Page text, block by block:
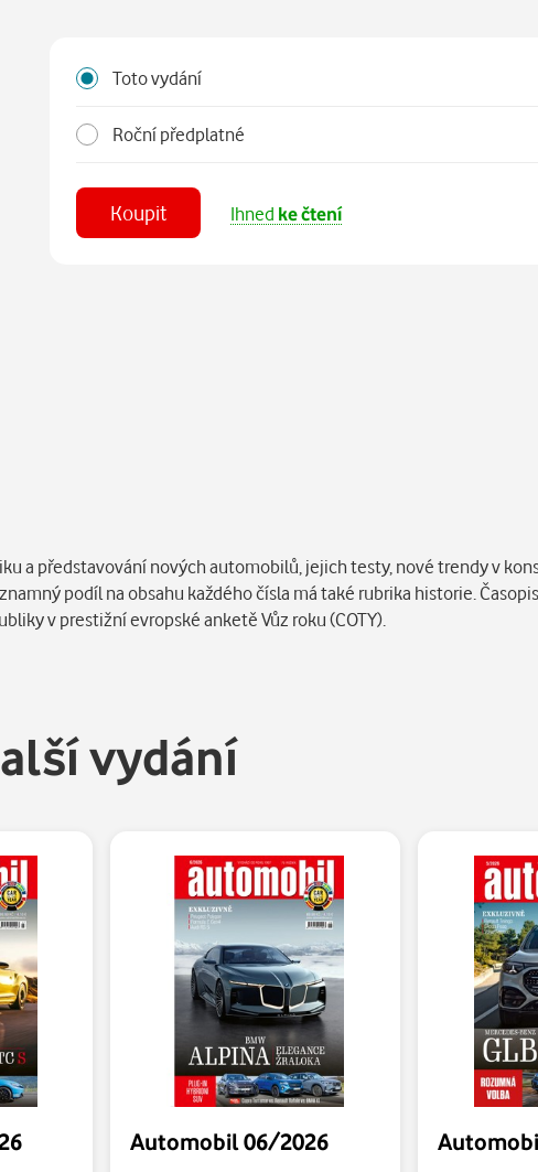
Toto vydání
Roční předplatné
Koupit Ihned ke čtení
a představování nových automobilů, jejich testy, nové trendy v
podíl na obsahu každého čísla má také rubrika historie.
v prestižní evropské anketě Vůz roku (COTY).
vydání
Automobil 06/2026